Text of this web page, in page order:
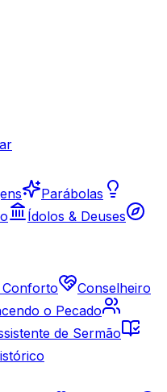
Parábolas
Ídolos & Deuses
Conforto
Conselheiro
o Pecado
de Sermão